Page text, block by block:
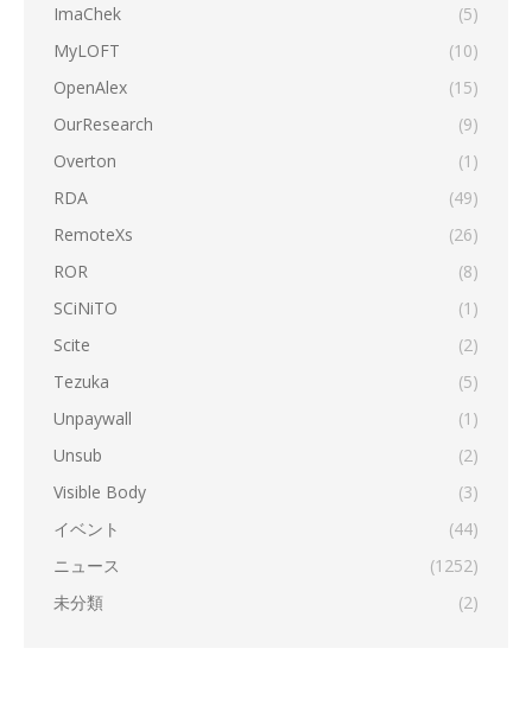
ImaChek
(5)
MyLOFT
(10)
OpenAlex
(15)
OurResearch
(9)
Overton
(1)
RDA
(49)
RemoteXs
(26)
ROR
(8)
SCiNiTO
(1)
Scite
(2)
Tezuka
(5)
Unpaywall
(1)
Unsub
(2)
Visible Body
(3)
イベント
(44)
ニュース
(1252)
未分類
(2)